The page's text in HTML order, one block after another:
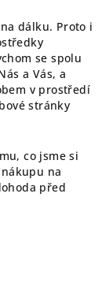
dálku. Proto i
se spolu
a Vás, a
v prostředí
stránky
co jsme si
na
před